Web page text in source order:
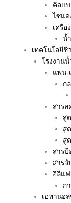
คิลแ
ไซแด
เครื่อ
น้
เทคโนโลยีชี
โรงงาน
แพน-
ก
สารล
สู
สู
สู
สารป้
สาร
อิลีแ
ก
เอทานอล